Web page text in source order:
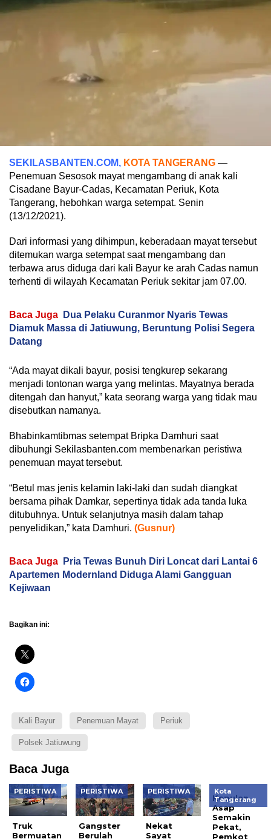
SEKILASBANTEN.COM, KOTA TANGERANG —
Penemuan Sesosok mayat mengambang di anak kali
Cisadane Bayur-Cadas, Kecamatan Periuk, Kota
Tangerang, hebohkan warga setempat. Senin
(13/12/2021).
Dari informasi yang dihimpun, keberadaan mayat tersebut
ditemukan warga setempat saat mengambang dan
terbawa arus diduga dari kali Bayur ke arah Cadas namun
terhenti di wilayah Kecamatan Periuk sekitar jam 07.00.
Baca Juga
Dua Pelaku Curanmor Nyaris Tewas
Diamuk Massa di Jatiuwung, Beruntung Polisi Segera
Datang
“Ada mayat dikali bayur, posisi tengkurep sekarang
menjadi tontonan warga yang melintas. Mayatnya berada
ditengah dan hanyut,” kata seorang warga yang tidak mau
disebutkan namanya.
Bhabinkamtibmas setempat Bripka Damhuri saat
dibuhungi Sekilasbanten.com membenarkan peristiwa
penemuan mayat tersebut.
“Betul mas jenis kelamin laki-laki dan sudah diangkat
bersama pihak Damkar, sepertinya tidak ada tanda luka
ditubuhnya. Untuk selanjutnya masih dalam tahap
penyelidikan,” kata Damhuri. (Gusnur)
Baca Juga
Pria Tewas Bunuh Diri Loncat dari Lantai 6
Apartemen Modernland Diduga Alami Gangguan
Kejiwaan
Bagikan ini:
Kali Bayur Penemuan Mayat Periuk
Polsek Jatiuwung
Baca Juga
PERISTIWA
Truk
Bermuatan
PERISTIWA
Gangster
Berulah
PERISTIWA
Nekat
Sayat
Kota
Tangerang
Kepulan
Asap
Semakin
Pekat,
Pemkot